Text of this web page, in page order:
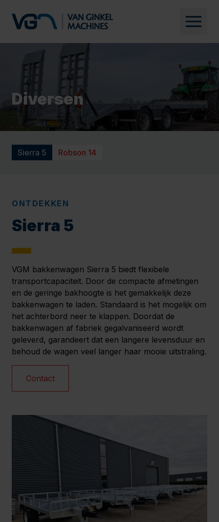
Diversen
Sierra 5 Robson 14
ONTDEKKEN
Sierra 5
VGM bakkenwagen Sierra 5 biedt flexibele
transportcapaciteit. Door de compacte afmetingen
en de geringe bakhoogte is het gemakkelijk deze
bakkenwagen te laden. Standaard is het mogelijk om
het achterbord neer te klappen. Doordat de
bakkenwagen af fabriek gegalvaniseerd wordt
geleverd, garandeert dat een langere levensduur en
behoud de wagen veel langer haar mooie uitstraling.
Contact